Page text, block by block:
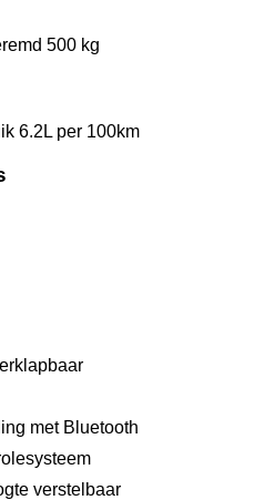
500 kg
6.2L per 100km
met Bluetooth
verstelbaar